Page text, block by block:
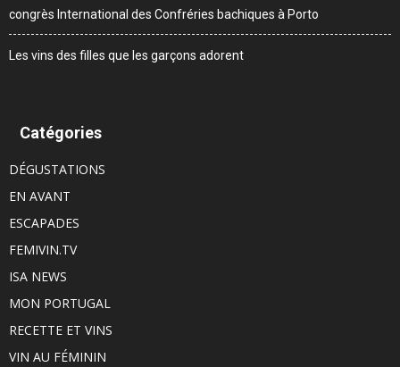
congrès International des Confréries bachiques à Porto
Les vins des filles que les garçons adorent
Catégories
DÉGUSTATIONS
EN AVANT
ESCAPADES
FEMIVIN.TV
ISA NEWS
MON PORTUGAL
RECETTE ET VINS
VIN AU FÉMININ